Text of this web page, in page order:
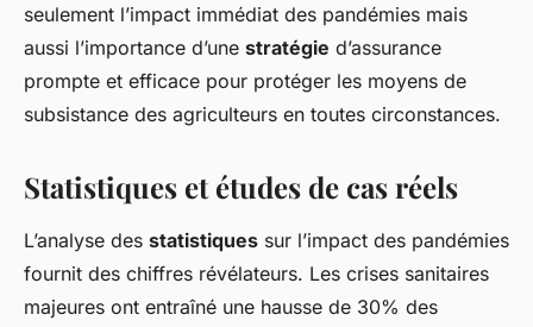
seulement l’impact immédiat des pandémies mais
aussi l’importance d’une stratégie d’assurance
prompte et efficace pour protéger les moyens de
subsistance des agriculteurs en toutes circonstances.
Statistiques et études de cas réels
L’analyse des statistiques sur l’impact des pandémies
fournit des chiffres révélateurs. Les crises sanitaires
majeures ont entraîné une hausse de 30% des